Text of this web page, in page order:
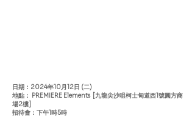
日期：2024年10月12日 (二)
地點： PREMIERE Elements [九龍尖沙咀柯士甸道西1號圓方商
場2樓]
招待會：下午1時5時